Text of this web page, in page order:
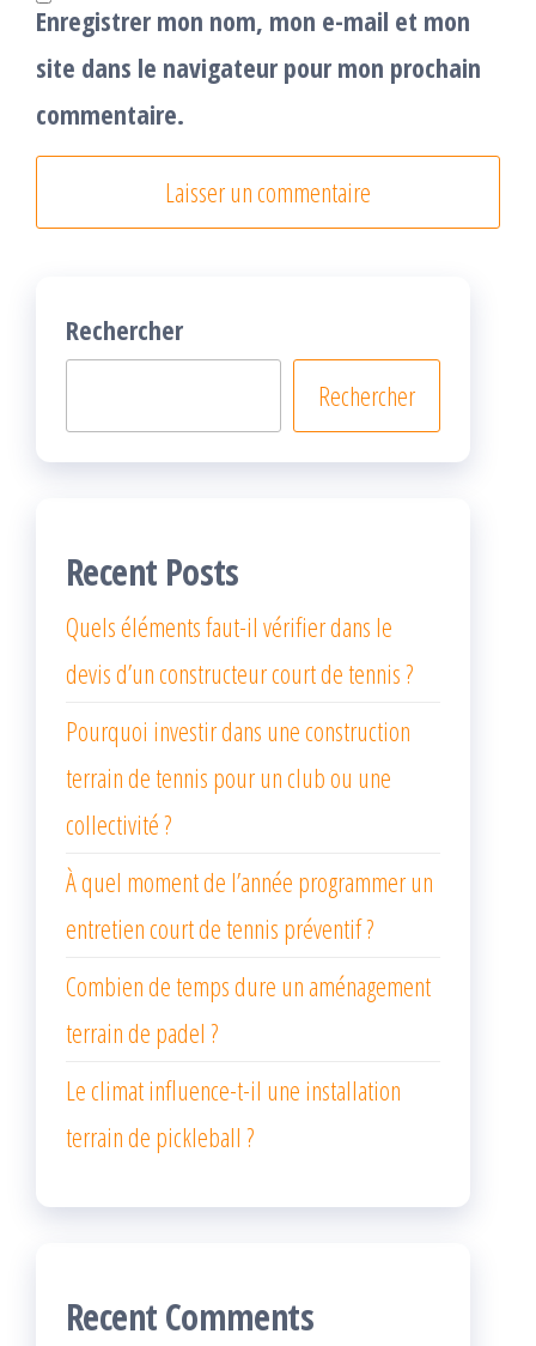
Enregistrer mon nom, mon e-mail et mon
site dans le navigateur pour mon prochain
commentaire.
Rechercher
Rechercher
Recent Posts
Quels éléments faut-il vérifier dans le
devis d’un constructeur court de tennis ?
Pourquoi investir dans une construction
terrain de tennis pour un club ou une
collectivité ?
À quel moment de l’année programmer un
entretien court de tennis préventif ?
Combien de temps dure un aménagement
terrain de padel ?
Le climat influence-t-il une installation
terrain de pickleball ?
Recent Comments